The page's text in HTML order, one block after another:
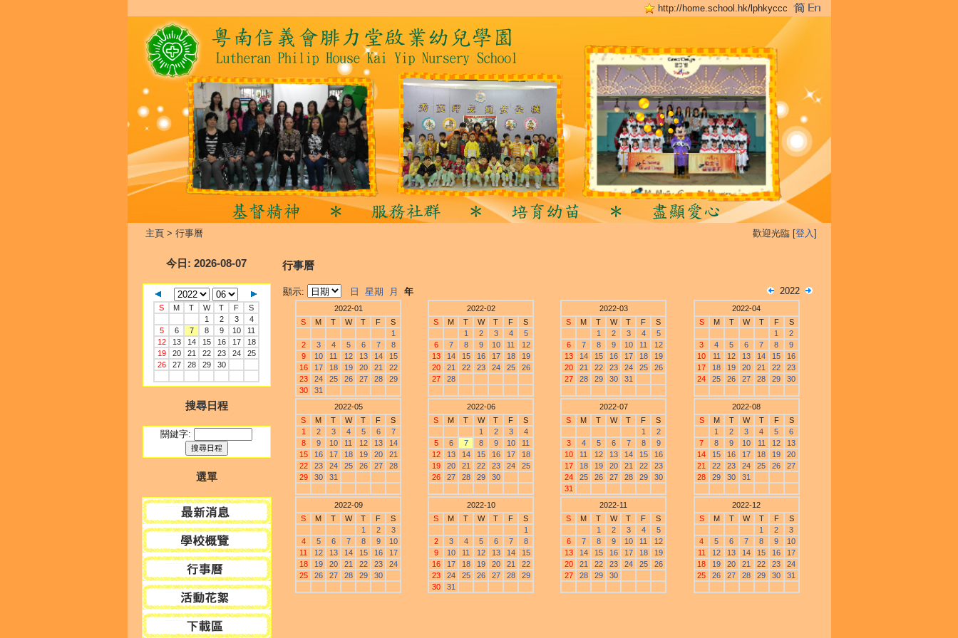
http://home.school.hk/lphkyccc
主頁> 行事曆 歡迎光臨 [登入]
今日 : 2026-08-07
S M T W T F
S
1
2 3
4
5
6 7 8 9 10
11
12
13 14 15 16 17
18
19
20 21 22 23 24
25
26
27 28 29 30
搜尋日程
關鍵字:
選單
行事曆
顯示: 日 星期 月 年 2022
2022-01
S
M T W T F
S
1
2
3 4 5 6 7
8
9
10 11 12 13 14
15
16
17 18 19 20 21
22
23
24 25 26 27 28
29
30
31
2022-02
S
M T W T F
S
1
2 3 4
5
6
7 8 9 10 11
12
13
14 15 16 17 18
19
20
21 22 23 24 25
26
27
28
2022-03
S
M T W T F
S
1
2 3 4
5
6
7 8 9 10 11
12
13
14 15 16 17 18
19
20
21 22 23 24 25
26
27
28 29 30 31
2022-04
S
M T W T F
S
1
2
3
4 5 6 7 8
9
10
11 12 13 14 15
16
17
18 19 20 21 22
23
24
25 26 27 28 29 30
2022-05
S
M T W T F
S
1
2 3 4 5 6
7
8
9 10 11 12 13
14
15
16 17 18 19 20
21
22
23 24 25 26 27
28
29
30 31
2022-06
S
M T W T F
S
1
2 3
4
5
6 7 8 9 10
11
12
13 14 15 16 17
18
19
20 21 22 23 24
25
26
27 28 29 30
2022-07
S
M T W T F
S
1
2
3
4 5 6 7 8
9
10
11 12 13 14 15
16
17
18 19 20 21 22
23
24
25 26 27 28 29
30
31
2022-08
S
M T W T F
S
1
2 3 4 5
6
7
8 9 10 11 12
13
14
15 16 17 18 19
20
21
22 23 24 25 26
27
28
29 30 31
2022-09
S
M T W T F
S
1
2
3
4
5 6 7 8 9
10
11
12 13 14 15 16
17
18
19 20 21 22 23
24
25
26 27 28 29 30
2022-10
S
M T W T F
S
1
2
3 4 5 6 7
8
9
10 11 12 13 14
15
16
17 18 19 20 21
22
23
24 25 26 27 28
29
30
31
2022-11
S
M T W T F
S
1
2 3 4
5
6
7 8 9 10 11
12
13
14 15 16 17 18
19
20
21 22 23 24 25
26
27
28 29 30
2022-12
S
M T W T F
S
1
2
3
4
5 6 7 8 9
10
11
12 13 14 15 16
17
18
19 20 21 22 23
24
25
26 27 28 29 30 31